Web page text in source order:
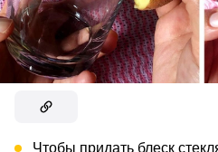
Чтобы придать блеск